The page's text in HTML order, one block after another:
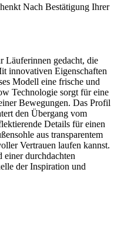
Nach Bestätigung Ihrer
Läuferinnen gedacht, die
innovativen Eigenschaften
Modell eine frische und
Technologie sorgt für eine
Bewegungen. Das Profil
den Übergang vom
Details für einen
aus transparentem
Vertrauen laufen kannst.
einer durchdachten
der Inspiration und